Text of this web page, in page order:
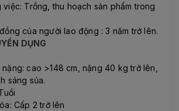
Trồng, thu hoạch sản phẩm trong
của người lao động : 3 năm trở lên.
DỤNG
cao >148 cm, nặng 40 kg trở lên,
sáng sủa.
Cấp 2 trở lên